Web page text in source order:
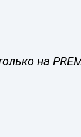
на